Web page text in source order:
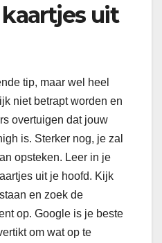
kaartjes uit
tip, maar wel heel
niet betrapt worden en
overtuigen dat jouw
is. Sterker nog, je zal
opsteken. Leer in je
uit je hoofd. Kijk
en zoek de
op. Google is je beste
om wat op te